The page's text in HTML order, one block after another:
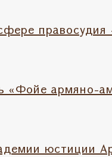
правосудия
армяно-
юстиции